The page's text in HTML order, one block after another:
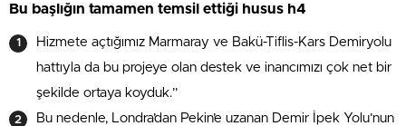
Bu başlığın tamamen temsil ettiği husus h4
Hizmete açtığımız Marmaray ve Bakü-Tiflis-Kars Demiryolu
hattıyla da bu projeye olan destek ve inancımızı çok net bir
şekilde ortaya koyduk.”
Bu nedenle, Londra’dan Pekin’e uzanan Demir İpek Yolu’nun